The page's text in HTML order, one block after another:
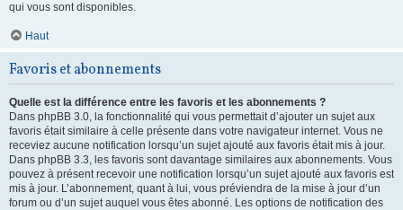
qui vous sont disponibles.
Haut
Favoris et abonnements
Quelle est la différence entre les favoris et les abonnements ?
Dans phpBB 3.0, la fonctionnalité qui vous permettait d’ajouter un sujet aux
favoris était similaire à celle présente dans votre navigateur internet. Vous ne
receviez aucune notification lorsqu’un sujet ajouté aux favoris était mis à jour.
Dans phpBB 3.3, les favoris sont davantage similaires aux abonnements. Vous
pouvez à présent recevoir une notification lorsqu’un sujet ajouté aux favoris est
mis à jour. L’abonnement, quant à lui, vous préviendra de la mise à jour d’un
forum ou d’un sujet auquel vous êtes abonné. Les options de notification des